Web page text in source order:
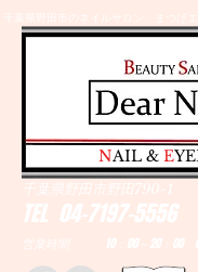
千葉県野田市のネイルサロン、まつげ
TEL 04-7197-5556
営業時間 10：00～20：00 (
千葉県野田市野田790-1
​NAIL & E